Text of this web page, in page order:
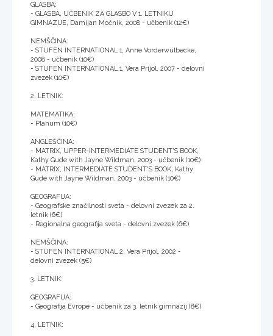
GLASBA:
- GLASBA, UČBENIK ZA GLASBO V 1. LETNIKU
GIMNAZIJE, Damijan Močnik, 2008 - učbenik (12€)
NEMŠČINA:
- STUFEN INTERNATIONAL 1, Anne Vorderwülbecke,
2008 - učbenik (10€)
- STUFEN INTERNATIONAL 1, Vera Prijol, 2007 - delovni
zvezek (10€)
2. LETNIK:
MATEMATIKA:
- Planum (10€)
ANGLEŠČINA:
- MATRIX, UPPER-INTERMEDIATE STUDENT'S BOOK,
Kathy Gude with Jayne Wildman, 2003 - učbenik (10€)
- MATRIX, INTERMEDIATE STUDENT'S BOOK, Kathy
Gude with Jayne Wildman, 2003 - učbenik (10€)
GEOGRAFIJA:
- Geografske značilnosti sveta - delovni zvezek za 2.
letnik (6€)
- Regionalna geografija sveta - delovni zvezek (6€)
NEMŠČINA:
- STUFEN INTERNATIONAL 2, Vera Prijol, 2002 -
delovni zvezek (5€)
3. LETNIK:
GEOGRAFIJA:
- Geografija Evrope - učbenik za 3. letnik gimnazij (8€)
4. LETNIK: